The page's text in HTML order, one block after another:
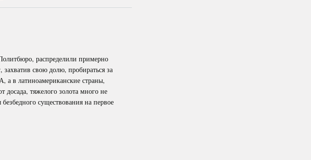
распределили примерно
свою долю, пробираться за
в латиноамериканские страны,
тяжелого золота много не
существования на первое